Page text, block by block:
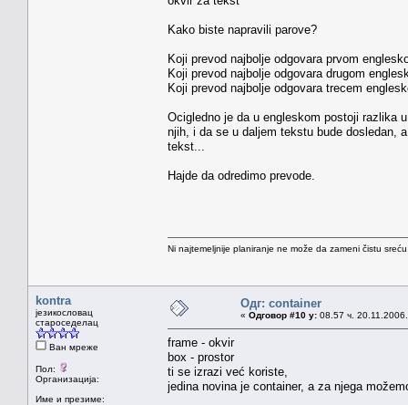
Kako biste napravili parove?
Koji prevod najbolje odgovara prvom
Koji prevod najbolje odgovara drugom
Koji prevod najbolje odgovara trecem
Ocigledno je da u engleskom postoji razlika
njih, i da se u daljem tekstu bude dosledan,
tekst...
Hajde da odredimo prevode.
Ni najtemeljnije planiranje ne može da zameni čistu
kontra
језикословац
староседелац
Ван мреже
Пол:
Организација:
Име и презиме:
Одг: container
« Одговор #10 у: 08.57 ч.
frame - okvir
box - prostor
ti se izrazi već koriste,
jedina novina je container, a za njega